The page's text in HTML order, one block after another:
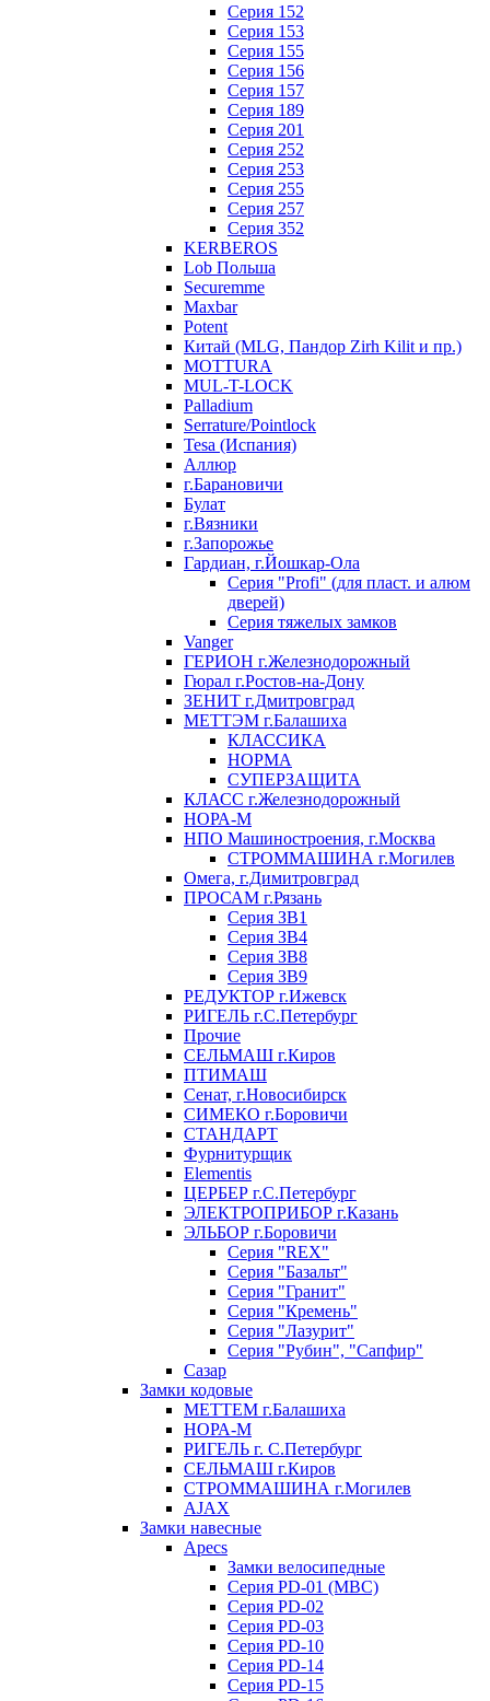
Серия 152
Серия 153
Серия 155
Серия 156
Серия 157
Серия 189
Серия 201
Серия 252
Серия 253
Серия 255
Серия 257
Серия 352
KERBEROS
Lob Польша
Securemme
Maxbar
Potent
Китай (MLG, Пандор Zirh Kilit и пр.)
MOTTURA
MUL-T-LOCK
Palladium
Serrature/Pointlock
Tesa (Испания)
Аллюр
г.Барановичи
Булат
г.Вязники
г.Запорожье
Гардиан, г.Йошкар-Ола
Серия "Profi" (для пласт. и алюм
дверей)
Серия тяжелых замков
Vanger
ГЕРИОН г.Железнодорожный
Гюрал г.Ростов-на-Дону
ЗЕНИТ г.Дмитровград
МЕТТЭМ г.Балашиха
КЛАССИКА
НОРМА
СУПЕРЗАЩИТА
КЛАСС г.Железнодорожный
НОРА-М
НПО Машиностроения, г.Москва
СТРОММАШИНА г.Могилев
Омега, г.Димитровград
ПРОСАМ г.Рязань
Серия ЗВ1
Серия ЗВ4
Серия ЗВ8
Серия ЗВ9
РЕДУКТОР г.Ижевск
РИГЕЛЬ г.С.Петербург
Прочие
СЕЛЬМАШ г.Киров
ПТИМАШ
Сенат, г.Новосибирск
СИМЕКО г.Боровичи
СТАНДАРТ
Фурнитурщик
Elementis
ЦЕРБЕР г.С.Петербург
ЭЛЕКТРОПРИБОР г.Казань
ЭЛЬБОР г.Боровичи
Серия "REX"
Серия "Базальт"
Серия "Гранит"
Серия "Кремень"
Серия "Лазурит"
Серия "Рубин", "Сапфир"
Сазар
Замки кодовые
МЕТТЕМ г.Балашиха
НОРА-М
РИГЕЛЬ г. С.Петербург
СЕЛЬМАШ г.Киров
СТРОММАШИНА г.Могилев
AJAX
Замки навесные
Apecs
Замки велосипедные
Серия PD-01 (МВС)
Серия PD-02
Серия PD-03
Серия PD-10
Серия PD-14
Серия PD-15